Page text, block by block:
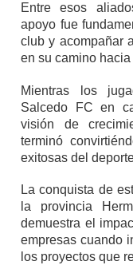
Entre esos
apoyo fue
club y acompañar
en su camino
Mientras los
Salcedo FC en
visión de
terminó
exitosas del
La conquista de
la provincia
demuestra el
empresas cuando
los proyectos que